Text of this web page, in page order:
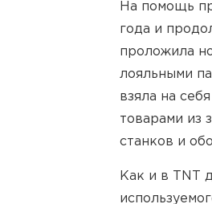
На помощь
года и
проложила
лояльными
взяла на
товарами из
станков и
Как и в TNT